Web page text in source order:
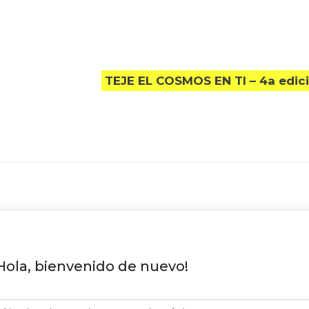
TEJE EL COSMOS EN TI – 4a
bienvenido de nuevo!